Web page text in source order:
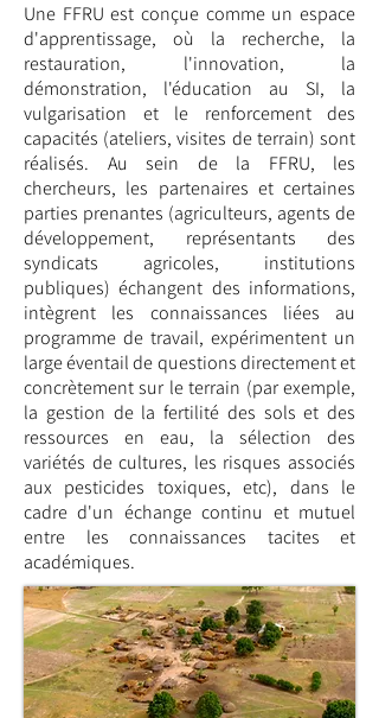
Une FFRU est conçue comme un espace
d'apprentissage, où la recherche, la
restauration, l'innovation, la
démonstration, l'éducation au SI, la
vulgarisation et le renforcement des
capacités (ateliers, visites de terrain) sont
réalisés. Au sein de la FFRU, les
chercheurs, les partenaires et certaines
parties prenantes (agriculteurs, agents de
développement, représentants des
syndicats agricoles, institutions
publiques) échangent des informations,
intègrent les connaissances liées au
programme de travail, expérimentent un
large éventail de questions directement et
concrètement sur le terrain (par exemple,
la gestion de la fertilité des sols et des
ressources en eau, la sélection des
variétés de cultures, les risques associés
aux pesticides toxiques, etc), dans le
cadre d'un échange continu et mutuel
entre les connaissances tacites et
académiques.